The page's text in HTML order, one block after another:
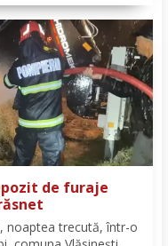
de furaje
noaptea trecută, într-o